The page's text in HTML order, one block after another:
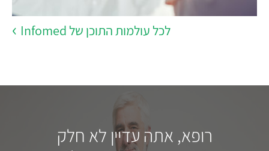
לכל עולמות התוכן של Infomed
רופא, אתה עדיין לא חלק